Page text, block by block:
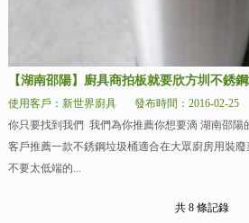
【湖南邵陽】廚具商拍板就要欣方圳不銹
使用客戶：新世界廚具
發布時間：2016-02-25
你只要找到我們 我們為你推薦你想要滴 湖南邵陽
客戶推薦一款不銹鋼垃圾桶適合在大眾廚房用裝廢棄的
不要太低端的...
共 8 條記錄